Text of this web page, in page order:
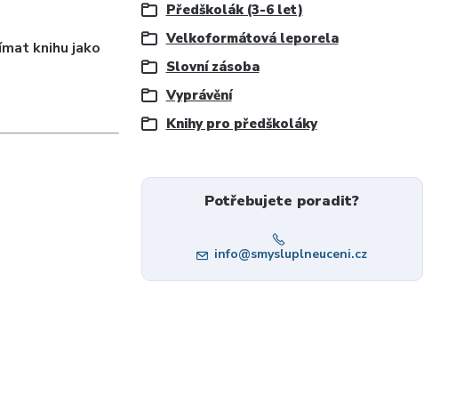
knihu jako
Předškolák (3-6 let)
Velkoformátová leporela
Slovní zásoba
Vyprávění
Knihy pro předškoláky
Potřebujete poradit?
info@smysluplneuceni.cz